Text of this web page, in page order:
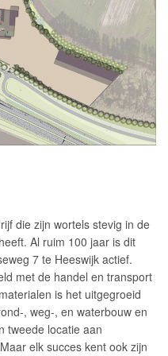
die zijn wortels stevig in de
Al ruim 100 jaar is dit
7 te Heeswijk actief.
met de handel en transport
is het uitgegroeid
, weg-, en waterbouw en
tweede locatie aan
elk succes kent ook zijn